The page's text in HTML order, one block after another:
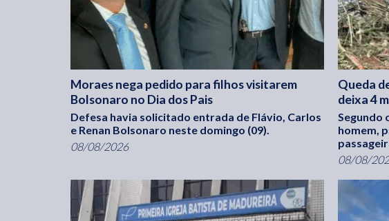
Moraes nega pedido para filhos visitarem
Bolsonaro no Dia dos Pais
Defesa havia solicitado entrada de Flávio, Carlos
e Renan Bolsonaro neste domingo (09).
08/08/2026
Queda
deixa 4
Segundo
homem,
08/08/